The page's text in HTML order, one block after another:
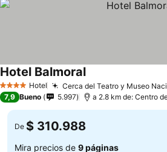
4 EstrellasHotel Cerca del Teatro y Museo
Hotel BalmoralVer precios
7,9 Bueno 5.997 a 2.8 km de: Centro
De $ 310.988
Mira precios de 9 páginas